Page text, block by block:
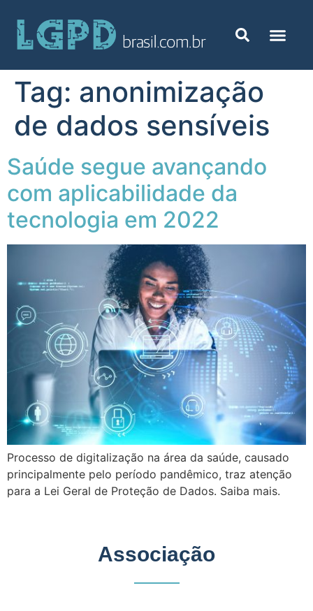
Tag: anonimização
de dados sensíveis
Saúde segue avançando
com aplicabilidade da
tecnologia em 2022
Processo de digitalização na área da saúde, causado
principalmente pelo período pandêmico, traz atenção
para a Lei Geral de Proteção de Dados. Saiba mais.
Associação